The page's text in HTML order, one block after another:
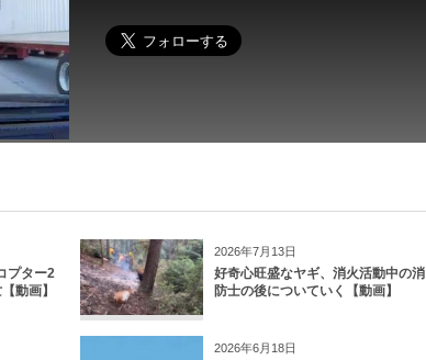
プター2
動画】
2026年7月13日
好奇心旺盛なヤギ、消火活動中の消
防士の後についていく【動画】
2026年6月18日